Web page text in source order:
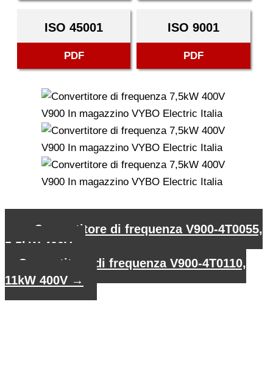
ISO 45001
PDF
ISO 9001
PDF
Convertitore di frequenza V900-4T0055,
5,5kW 400V
Convertitore di frequenza V900-4T0110,
11kW 400V →